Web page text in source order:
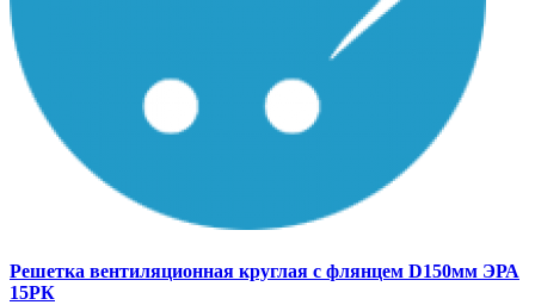
Решетка вентиляционная круглая с флянцем D150мм ЭРА
15РК